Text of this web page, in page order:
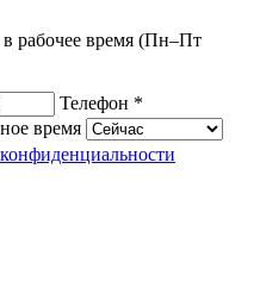
рабочее время (Пн–Пт
Телефон *
время